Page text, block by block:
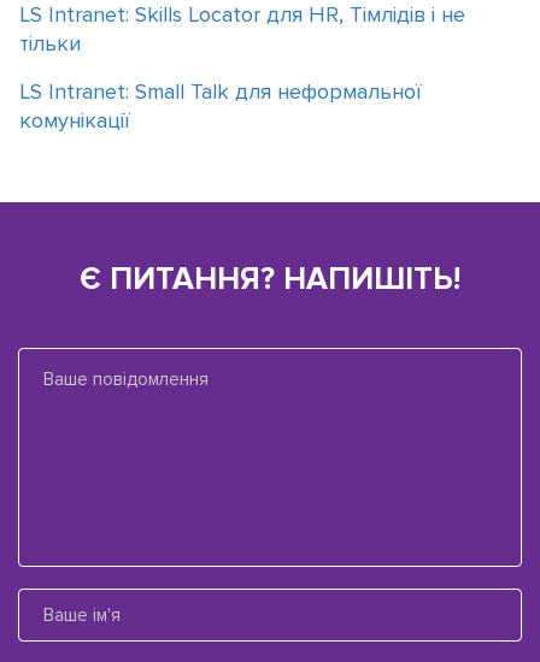
LS Intranet: Skills Locator для HR, Тімлідів і не
тільки
LS Intranet: Small Talk для неформальної
комунікації
Є ПИТАННЯ? НАПИШІТЬ!